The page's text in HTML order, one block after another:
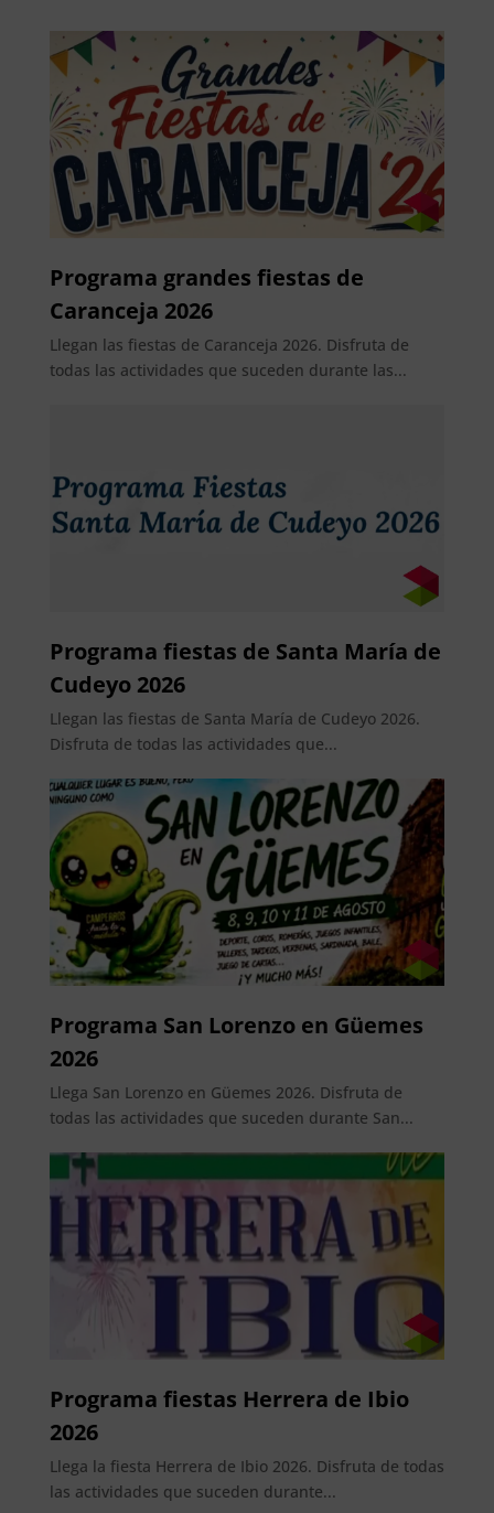
Programa grandes fiestas de
Caranceja 2026
Llegan las fiestas de Caranceja 2026. Disfruta de
todas las actividades que suceden durante las...
Programa fiestas de Santa María de
Cudeyo 2026
Llegan las fiestas de Santa María de Cudeyo 2026.
Disfruta de todas las actividades que...
Programa San Lorenzo en Güemes
2026
Llega San Lorenzo en Güemes 2026. Disfruta de
todas las actividades que suceden durante San...
Programa fiestas Herrera de Ibio
2026
Llega la fiesta Herrera de Ibio 2026. Disfruta de todas
las actividades que suceden durante...